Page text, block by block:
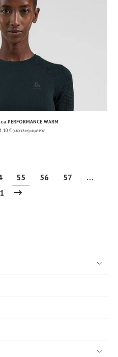
PERFORMANCE WARM
€ (460.36 kn) uključ. PDV
55 56 57
…